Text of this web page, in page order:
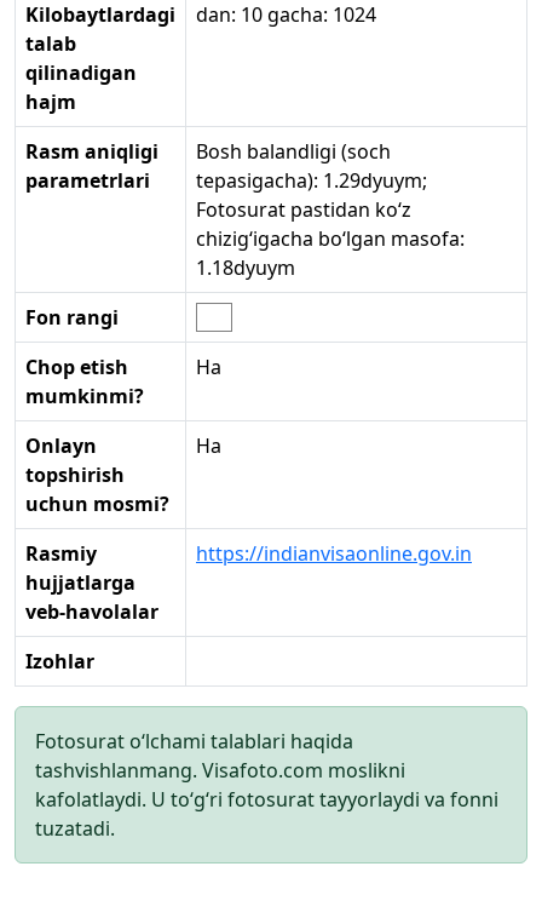
Kilobaytlardagi
talab
qilinadigan
hajm
dan: 10 gacha: 1024
Rasm aniqligi
parametrlari
Bosh balandligi (soch
tepasigacha): 1.29dyuym;
Fotosurat pastidan ko‘z
chizig‘igacha bo‘lgan masofa:
1.18dyuym
Fon rangi
Chop etish
mumkinmi?
Ha
Onlayn
topshirish
uchun mosmi?
Ha
Rasmiy
hujjatlarga
veb-havolalar
https://indianvisaonline.gov.in
Izohlar
Fotosurat o‘lchami talablari haqida
tashvishlanmang. Visafoto.com moslikni
kafolatlaydi. U to‘g‘ri fotosurat tayyorlaydi va fonni
tuzatadi.